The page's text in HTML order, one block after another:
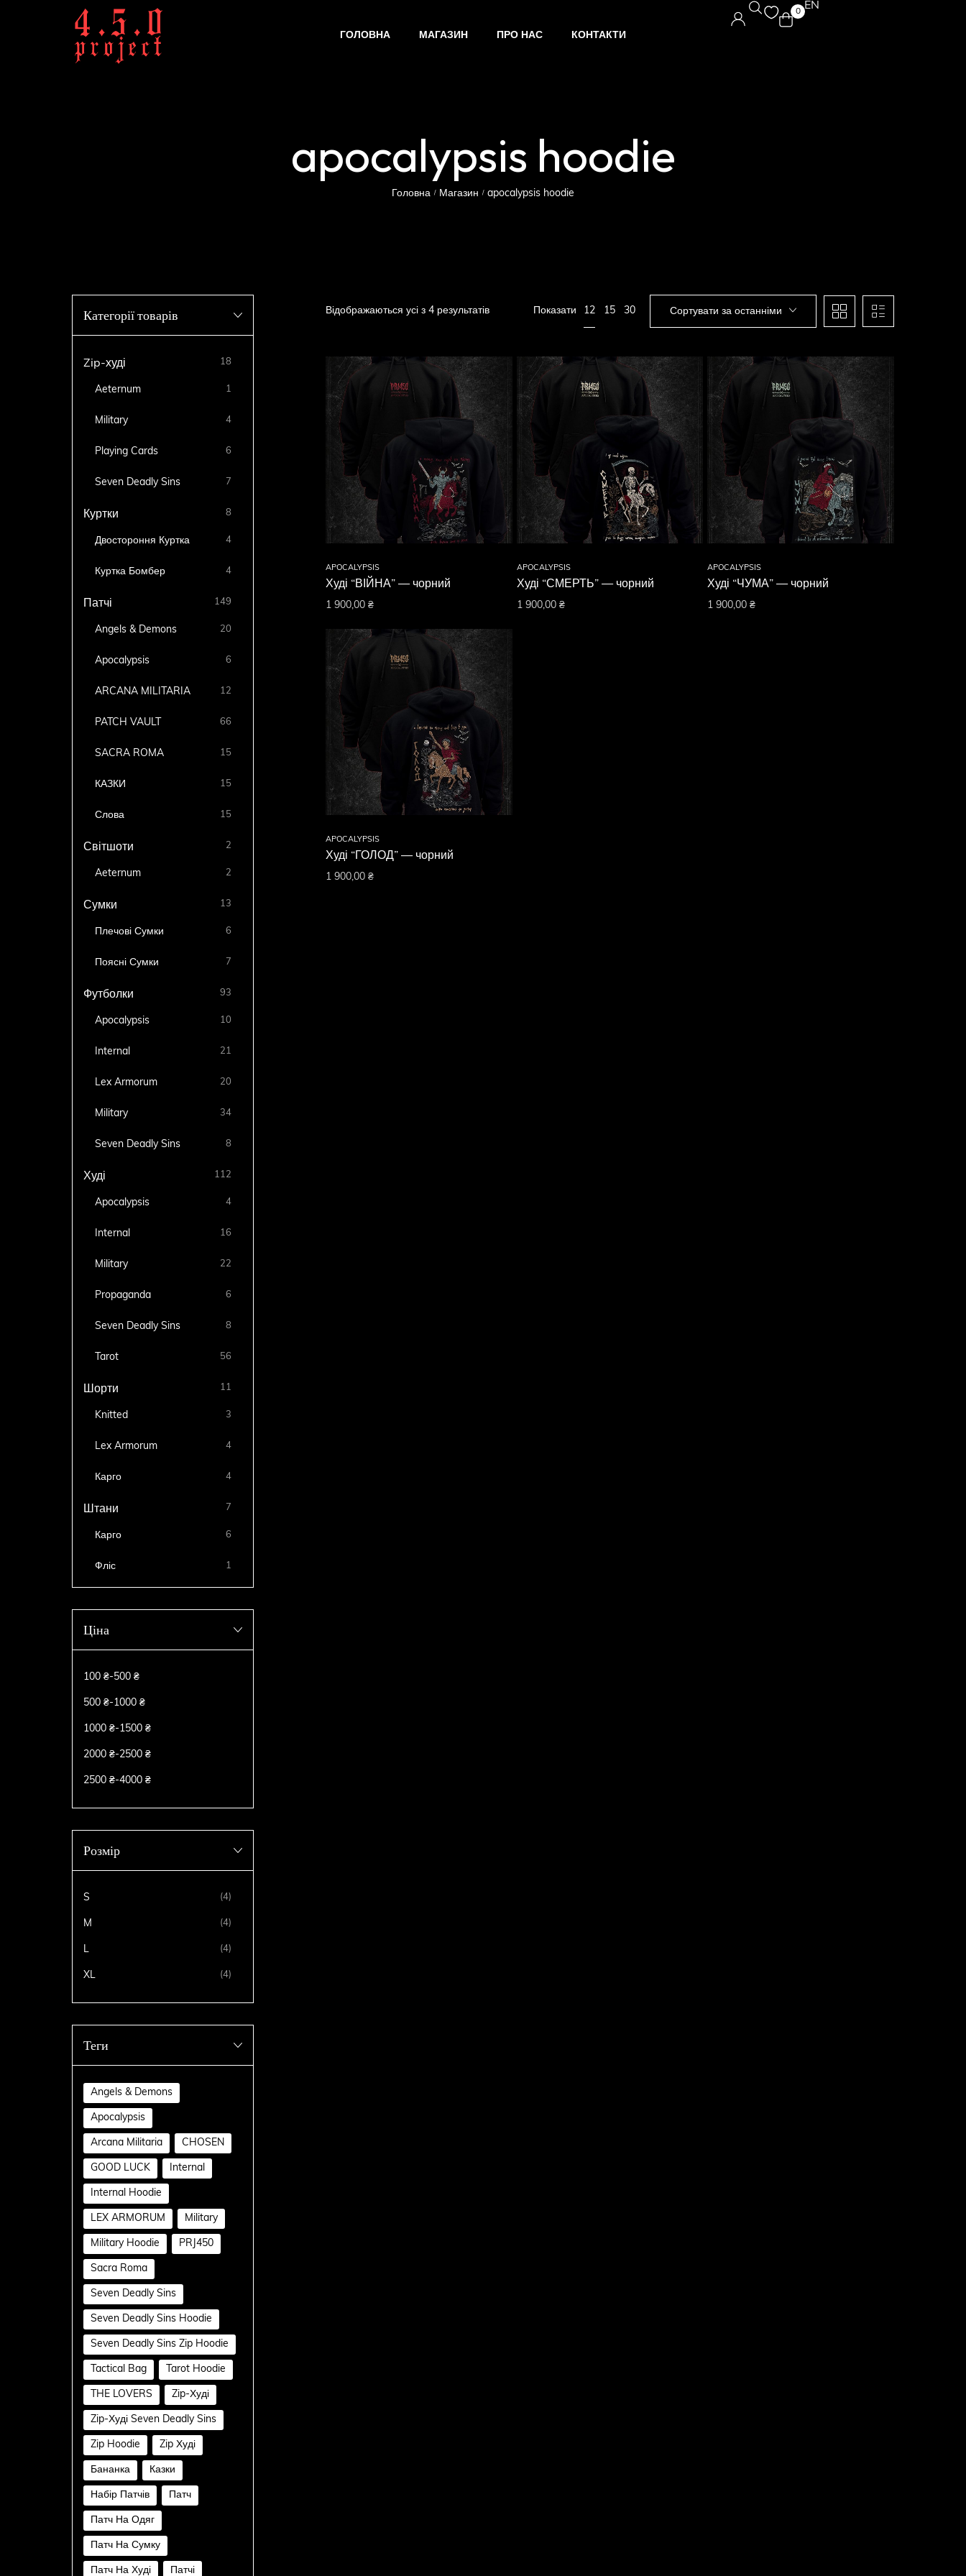
ГОЛОВНА МАГАЗИН ПРО НАС КОНТАКТИ
0 EN
apocalypsis hoodie
Головна / Магазин / apocalypsis hoodie
Категорії товарів
Zip-худі 18
Aeternum 1
Military 4
Playing Cards 6
Seven Deadly Sins 7
Куртки 8
Двостороння Куртка 4
Куртка Бомбер 4
Патчі 149
Angels & Demons 20
Apocalypsis 6
ARCANA MILITARIA 12
PATCH VAULT 66
SACRA ROMA 15
КАЗКИ 15
Слова 15
Світшоти 2
Aeternum 2
Сумки 13
Плечові Сумки 6
Поясні Сумки 7
Футболки 93
Apocalypsis 10
Internal 21
Lex Armorum 20
Military 34
Seven Deadly Sins 8
Худі 112
Apocalypsis 4
Internal 16
Military 22
Propaganda 6
Seven Deadly Sins 8
Tarot 56
Шорти 11
Knitted 3
Lex Armorum 4
Карго 4
Штани 7
Карго 6
Фліс 1
Ціна
100 ₴-500 ₴
500 ₴-1000 ₴
1000 ₴-1500 ₴
2000 ₴-2500 ₴
2500 ₴-4000 ₴
Розмір
S (4)
M (4)
L (4)
XL (4)
Теги
Angels & Demons
Apocalypsis
Arcana Militaria CHOSEN
GOOD LUCK Internal
Internal Hoodie
LEX ARMORUM Military
Military Hoodie PRJ450
Sacra Roma
Seven Deadly Sins
Seven Deadly Sins Hoodie
Seven Deadly Sins Zip Hoodie
Tactical Bag Tarot Hoodie
THE LOVERS Zip-Худі
Zip-Худі Seven Deadly Sins
Zip Hoodie Zip Худі
Бананка Казки
Набір Патчів Патч
Патч На Одяг
Патч На Сумку
Патч На Худі Патчі
Відображаються усі з 4 результатів Показати 12 15 30 Сортувати за останніми
APOCALYPSIS
Худі “ВІЙНА” — чорний
1 900,00₴
APOCALYPSIS
Худі “СМЕРТЬ” — чорний
1 900,00 ₴
APOCALYPSIS
Худі “ЧУМА” — чорний
1 900,00₴
APOCALYPSIS
Худі “ГОЛОД” — чорний
1 900,00₴